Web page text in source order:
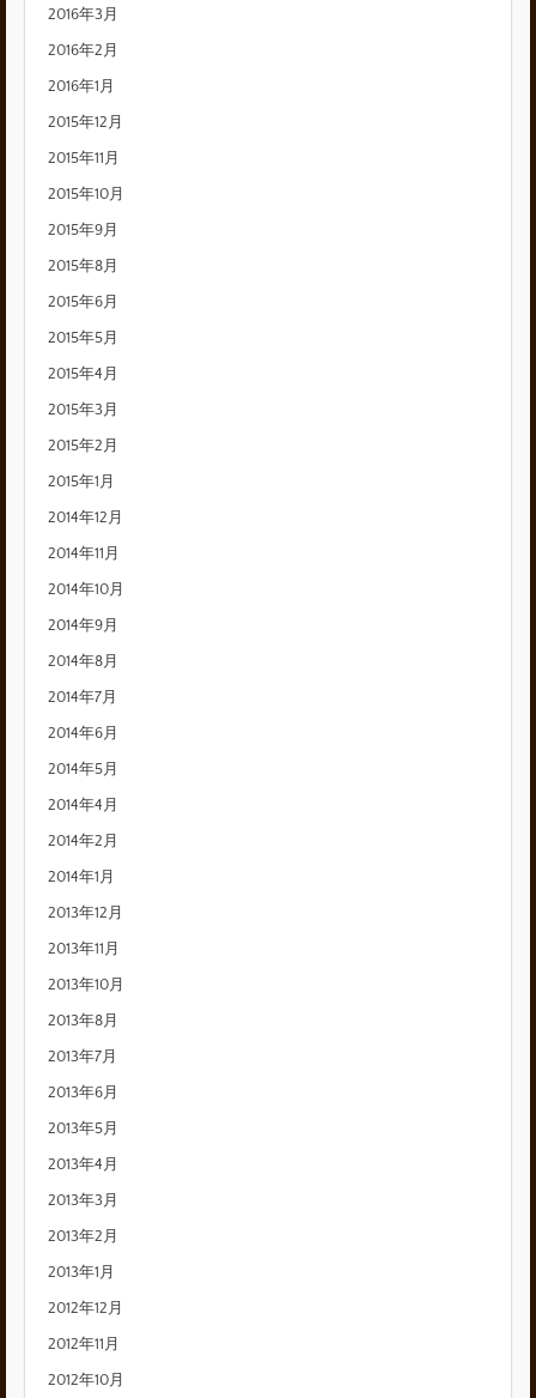
2016年3月
2016年2月
2016年1月
2015年12月
2015年11月
2015年10月
2015年9月
2015年8月
2015年6月
2015年5月
2015年4月
2015年3月
2015年2月
2015年1月
2014年12月
2014年11月
2014年10月
2014年9月
2014年8月
2014年7月
2014年6月
2014年5月
2014年4月
2014年2月
2014年1月
2013年12月
2013年11月
2013年10月
2013年8月
2013年7月
2013年6月
2013年5月
2013年4月
2013年3月
2013年2月
2013年1月
2012年12月
2012年11月
2012年10月